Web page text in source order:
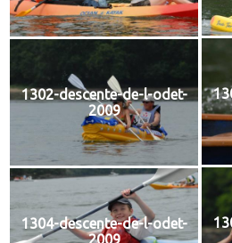
1302-descente-de-l-odet-
2009
1304-descente-de-l-odet-
2009